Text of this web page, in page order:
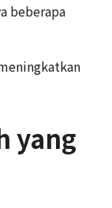
beberapa
yang